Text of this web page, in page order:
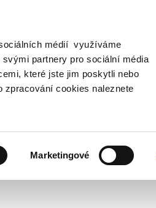
médií využíváme
partnery pro sociální média
které jste jim poskytli nebo
zpracování cookies naleznete
Marketingové
submenu
účetnictví
SDD